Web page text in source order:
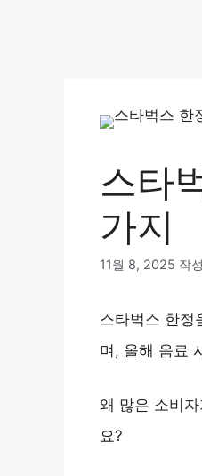
스타
가지
11월 8, 2025 작
스타벅스 한정
며, 올해 음료
왜 많은 소비
요?